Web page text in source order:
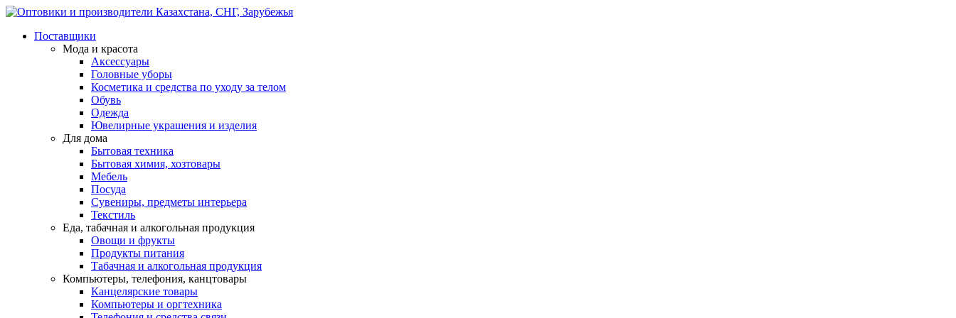
Поставщики
Мода и красота
Аксессуары
Головные уборы
Косметика и средства по уходу за телом
Обувь
Одежда
Ювелирные украшения и изделия
Для дома
Бытовая техника
Бытовая химия, хозтовары
Мебель
Посуда
Сувениры, предметы интерьера
Текстиль
Еда, табачная и алкогольная продукция
Овощи и фрукты
Продукты питания
Табачная и алкогольная продукция
Компьютеры, телефония, канцтовары
Канцелярские товары
Компьютеры и оргтехника